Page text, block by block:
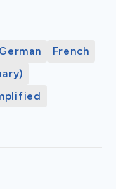
German
French